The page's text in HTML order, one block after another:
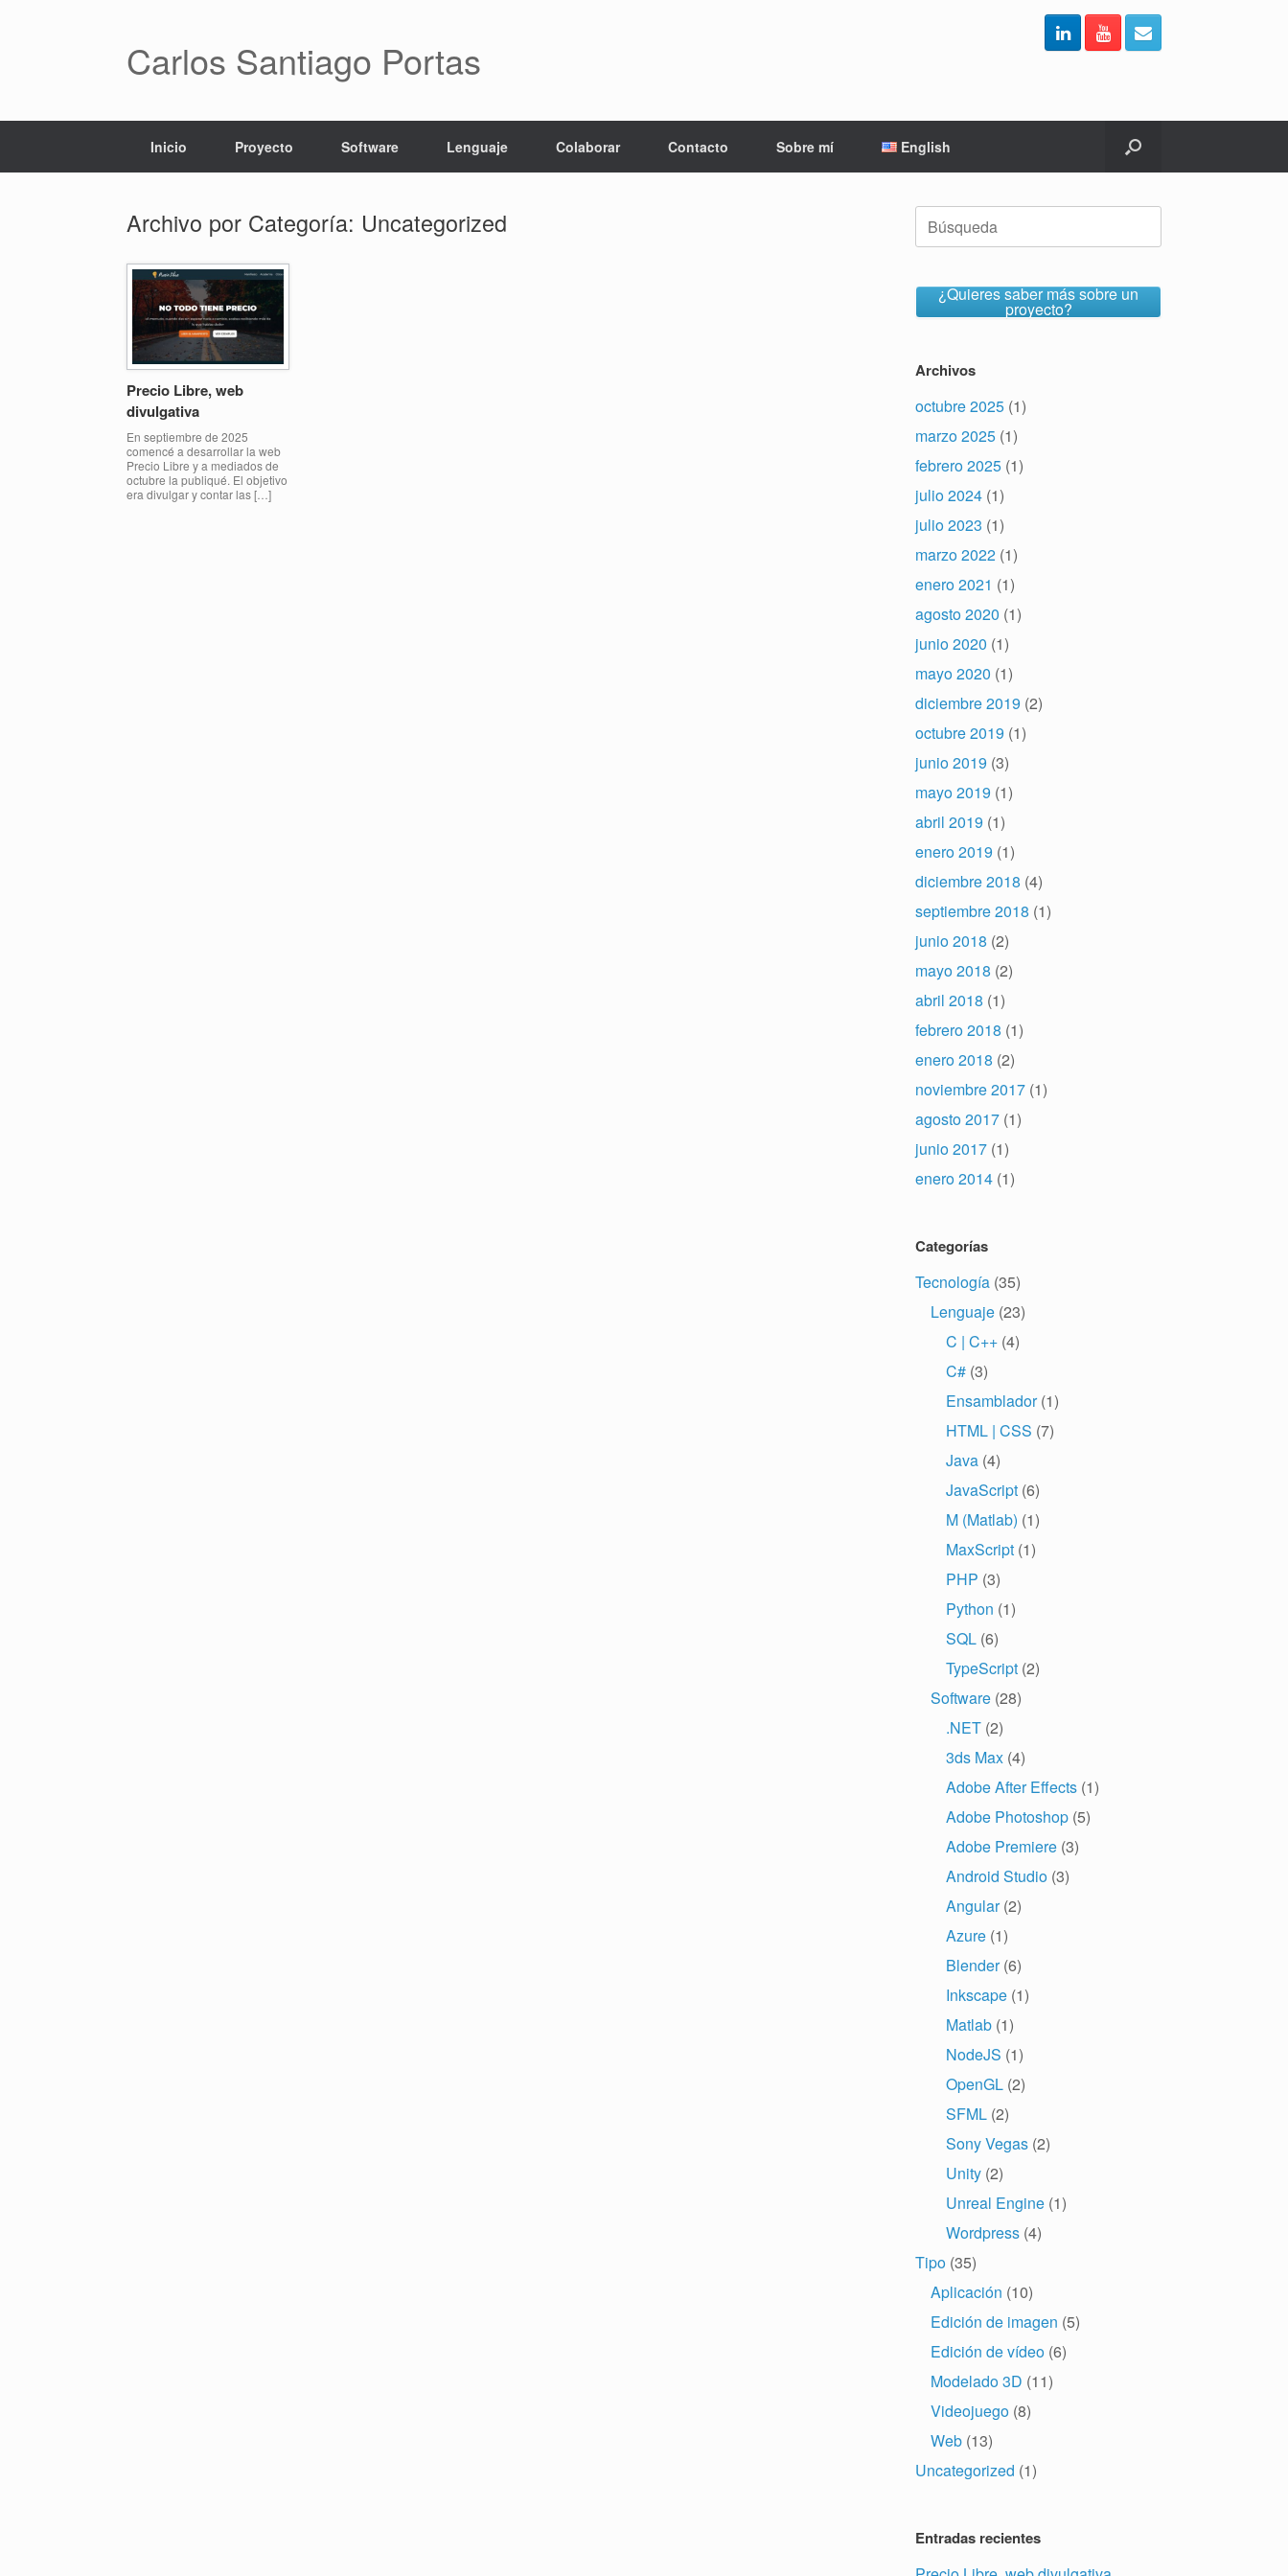
Carlos Santiago Portas
Inicio Proyecto Software Lenguaje Colaborar Contacto Sobre mí English
Archivo por Categoría: Uncategorized
Precio Libre, web
divulgativa
En septiembre de 2025
comencé a desarrollar la web
Precio Libre y a mediados de
octubre la publiqué. El objetivo
era divulgar y contar las […]
Buscar:
¿Quieres saber más sobre un
proyecto?
Archivos
octubre 2025 (1)
marzo 2025 (1)
febrero 2025 (1)
julio 2024 (1)
julio 2023 (1)
marzo 2022 (1)
enero 2021 (1)
agosto 2020 (1)
junio 2020 (1)
mayo 2020 (1)
diciembre 2019 (2)
octubre 2019 (1)
junio 2019 (3)
mayo 2019 (1)
abril 2019 (1)
enero 2019 (1)
diciembre 2018 (4)
septiembre 2018 (1)
junio 2018 (2)
mayo 2018 (2)
abril 2018 (1)
febrero 2018 (1)
enero 2018 (2)
noviembre 2017 (1)
agosto 2017 (1)
junio 2017 (1)
enero 2014 (1)
Categorías
Tecnología (35)
Lenguaje (23)
C | C++ (4)
C# (3)
Ensamblador(1)
HTML | CSS (7)
Java (4)
JavaScript (6)
M (Matlab) (1)
MaxScript (1)
PHP (3)
Python (1)
SQL (6)
TypeScript (2)
Software (28)
.NET (2)
3ds Max (4)
Adobe After Effects (1)
Adobe Photoshop (5)
Adobe Premiere (3)
Android Studio (3)
Angular(2)
Azure (1)
Blender(6)
Inkscape (1)
Matlab (1)
NodeJS (1)
OpenGL (2)
SFML (2)
Sony Vegas (2)
Unity (2)
Unreal Engine (1)
Wordpress (4)
Tipo (35)
Aplicación (10)
Edición de imagen (5)
Edición de vídeo (6)
Modelado 3D (11)
Videojuego (8)
Web (13)
Uncategorized (1)
Entradas recientes